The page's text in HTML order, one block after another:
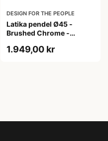
DESIGN FOR THE PEOPLE
Latika pendel Ø45 -
Brushed Chrome -
1.949,00 kr